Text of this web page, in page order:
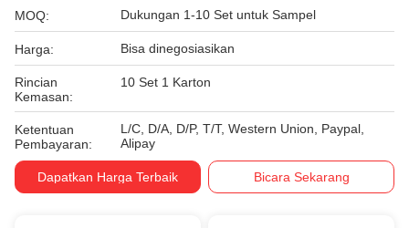
MOQ: Dukungan 1-10 Set untuk Sampel
Harga: Bisa dinegosiasikan
Rincian
Kemasan:
10 Set 1 Karton
Ketentuan
Pembayaran:
L/C, D/A, D/P, T/T, Western Union, Paypal,
Alipay
Dapatkan Harga Terbaik Bicara Sekarang